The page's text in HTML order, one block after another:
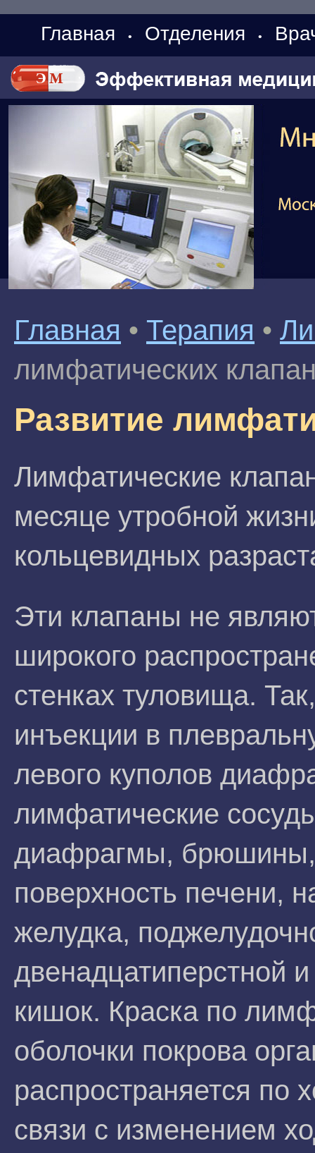
Главная • Отделения •
Главная • Терапия •
лимфатических
Развитие
Лимфатические
месяце утробной
кольцевидных
Эти клапаны не
широкого
стенках туловища.
инъекции в
левого куполов
лимфатические
диафрагмы,
поверхность печени,
желудка,
двенадцатиперстной
кишок. Краска по
оболочки покрова
распространяется по
связи с изменением